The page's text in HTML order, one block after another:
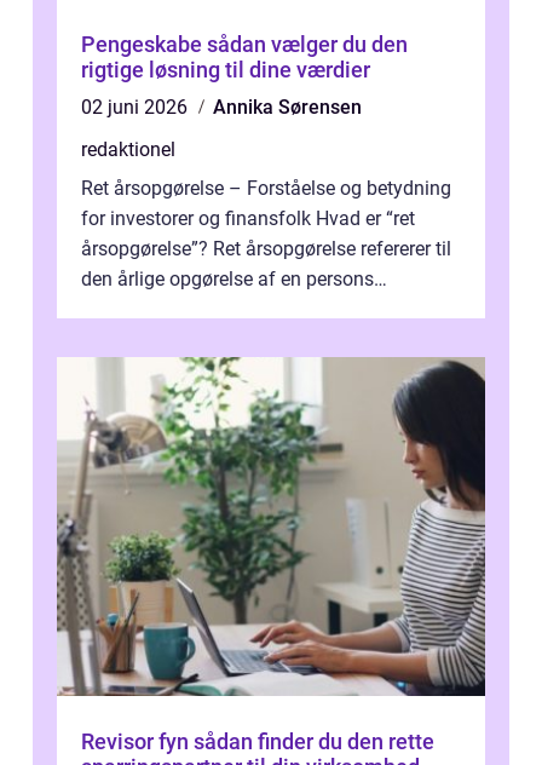
Pengeskabe sådan vælger du den
rigtige løsning til dine værdier
02 juni 2026
Annika Sørensen
redaktionel
Ret årsopgørelse – Forståelse og betydning
for investorer og finansfolk Hvad er “ret
årsopgørelse”? Ret årsopgørelse refererer til
den årlige opgørelse af en persons
Revisor fyn sådan finder du den rette